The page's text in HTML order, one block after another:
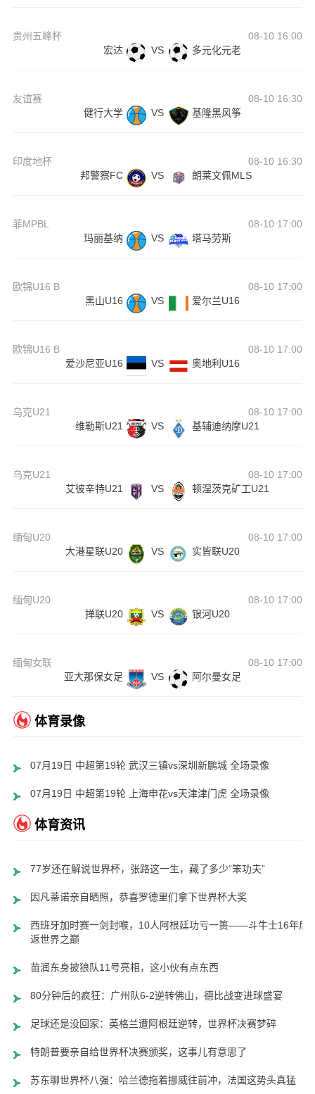
贵州五峰杯
08-10 16:00
宏达
VS 多元化元老
友谊赛
08-10 16:30
健行大学
VS 基隆黑风筝
印度地杯
08-10 16:30
邦警察FC
VS 朗莱文佩MLS
菲MPBL
08-10 17:00
玛丽基纳
VS 塔马劳斯
欧锦U16 B
08-10 17:00
黑山U16
VS 爱尔兰U16
欧锦U16 B
08-10 17:00
爱沙尼亚U16
VS 奥地利U16
乌克U21
08-10 17:00
维勒斯U21
VS 基辅迪纳摩U21
乌克U21
08-10 17:00
艾彼辛特U21
VS 顿涅茨克矿工U21
缅甸U20
08-10 17:00
大港星联U20
VS 实皆联U20
缅甸U20
08-10 17:00
掸联U20
VS 银河U20
缅甸女联
08-10 17:00
亚大那保女足
VS 阿尔曼女足
体育录像
07月19日 中超第19轮 武汉三镇vs深圳新鹏城 全场录像
07月19日 中超第19轮 上海申花vs天津津门虎 全场录像
体育资讯
77岁还在解说世界杯，张路这一生，藏了多少“笨功夫”
因凡蒂诺亲自晒照，恭喜罗德里们拿下世界杯大奖
西班牙加时赛一剑封喉，10人阿根廷功亏一篑——斗牛士16年后
返世界之巅
苗润东身披狼队11号亮相，这小伙有点东西
80分钟后的疯狂：广州队6-2逆转佛山，德比战变进球盛宴
足球还是没回家：英格兰遭阿根廷逆转，世界杯决赛梦碎
特朗普要亲自给世界杯决赛颁奖，这事儿有意思了
苏东聊世界杯八强：哈兰德拖着挪威往前冲，法国这势头真猛